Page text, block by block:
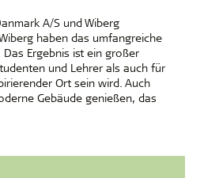
A/S und Wiberg
haben das umfangreiche
Ergebnis ist ein großer
und Lehrer als auch für
Ort sein wird. Auch
Gebäude genießen, das